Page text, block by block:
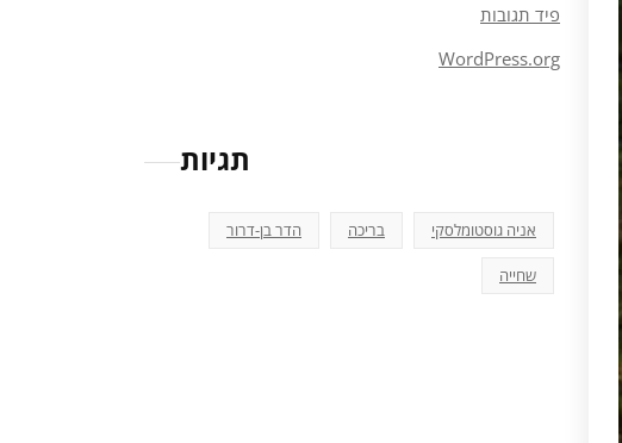
פיד תגובות
WordPress.org
תגיות
אניה גוסטומלסקי בריכה הדר בן-דרור
שחייה